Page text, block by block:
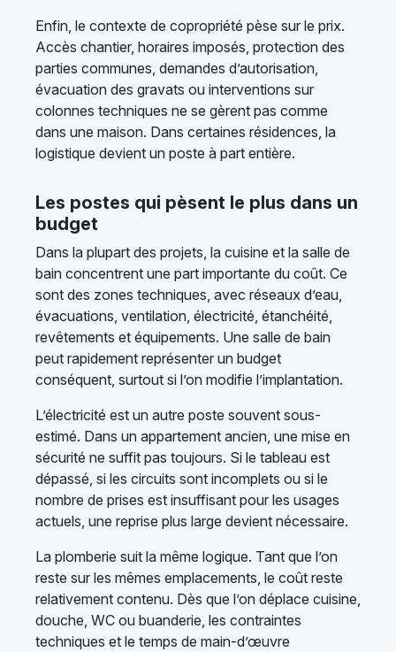
Enfin, le contexte de copropriété pèse sur le prix.
Accès chantier, horaires imposés, protection des
parties communes, demandes d’autorisation,
évacuation des gravats ou interventions sur
colonnes techniques ne se gèrent pas comme
dans une maison. Dans certaines résidences, la
logistique devient un poste à part entière.
Les postes qui pèsent le plus dans un
budget
Dans la plupart des projets, la cuisine et la salle de
bain concentrent une part importante du coût. Ce
sont des zones techniques, avec réseaux d’eau,
évacuations, ventilation, électricité, étanchéité,
revêtements et équipements. Une salle de bain
peut rapidement représenter un budget
conséquent, surtout si l’on modifie l’implantation.
L’électricité est un autre poste souvent sous-
estimé. Dans un appartement ancien, une mise en
sécurité ne suffit pas toujours. Si le tableau est
dépassé, si les circuits sont incomplets ou si le
nombre de prises est insuffisant pour les usages
actuels, une reprise plus large devient nécessaire.
La plomberie suit la même logique. Tant que l’on
reste sur les mêmes emplacements, le coût reste
relativement contenu. Dès que l’on déplace cuisine,
douche, WC ou buanderie, les contraintes
techniques et le temps de main-d’œuvre